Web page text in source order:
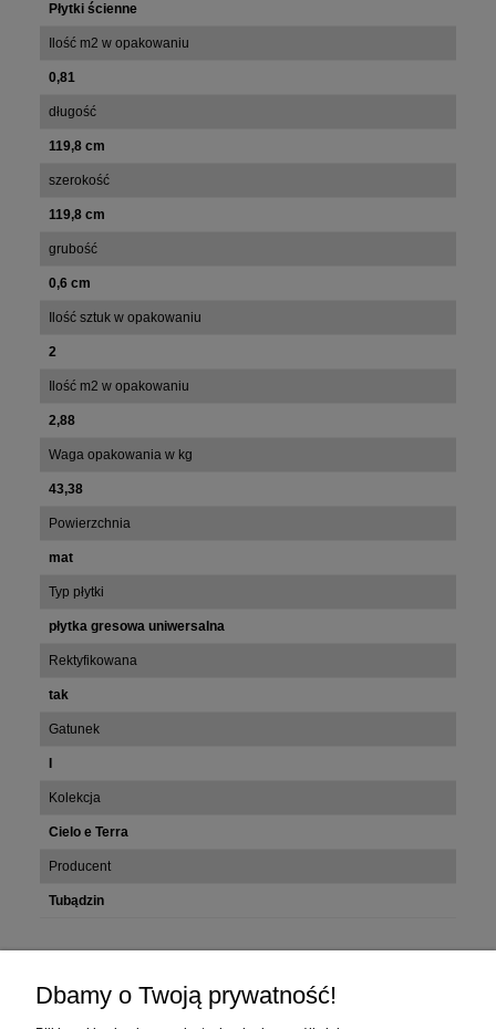
Płytki ścienne
Ilość m2 w opakowaniu
0,81
długość
119,8 cm
szerokość
119,8 cm
grubość
0,6 cm
Ilość sztuk w opakowaniu
2
Ilość m2 w opakowaniu
2,88
Waga opakowania w kg
43,38
Powierzchnia
mat
Typ płytki
płytka gresowa uniwersalna
Rektyfikowana
tak
Gatunek
Kolekcja
Cielo e Terra
Producent
Tubądzin
Dbamy o Twoją prywatność!